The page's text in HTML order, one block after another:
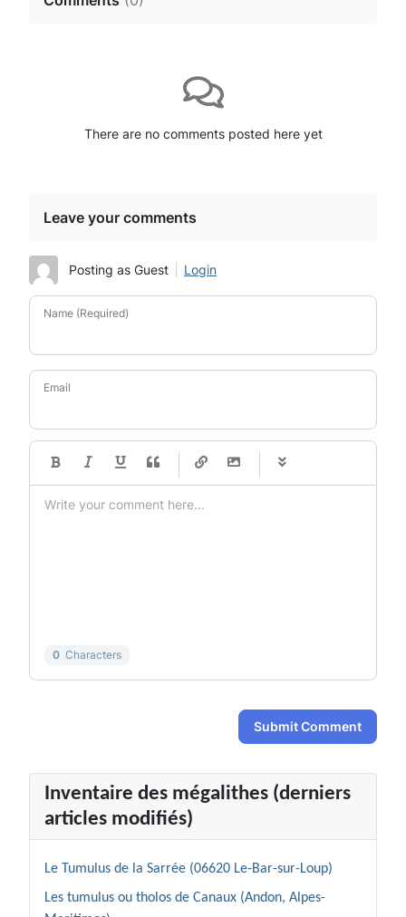
There are no comments posted here yet
Leave your comments
Posting as Guest Login
Name (Required)
Email
-
-
-
-
0 Characters
Submit Comment
Inventaire des mégalithes (derniers
articles modifiés)
Le Tumulus de la Sarrée (06620 Le-Bar-sur-Loup)
Les tumulus ou tholos de Canaux (Andon, Alpes-